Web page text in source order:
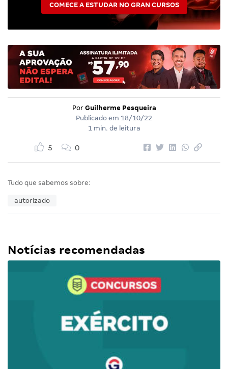
COMECE A ESTUDAR NO GRAN CURSOS
Por Guilherme Pesqueira
Publicado em 18/10/22
1 min. de leitura
5 0
Tudo que sabemos sobre:
autorizado
Notícias recomendadas